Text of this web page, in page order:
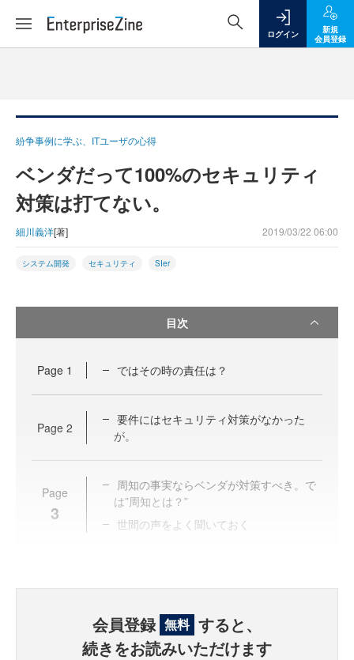
ログイン
新規
会員登録
紛争事例に学ぶ、ITユーザの心得
ベンダだって100%のセキュリティ
対策は打てない。
細川義洋[著] 2019/03/22 06:00
システム開発 セキュリティ SIer
目次
Page 1 ではその時の責任は？
Page 2
要件にはセキュリティ対策がなかった
が。
Page
3
周知の事実ならベンダが対策すべき。で
は”周知とは？”
世間の声をよく聞いておく
会員登録 無料 すると、
続きをお読みいただけます